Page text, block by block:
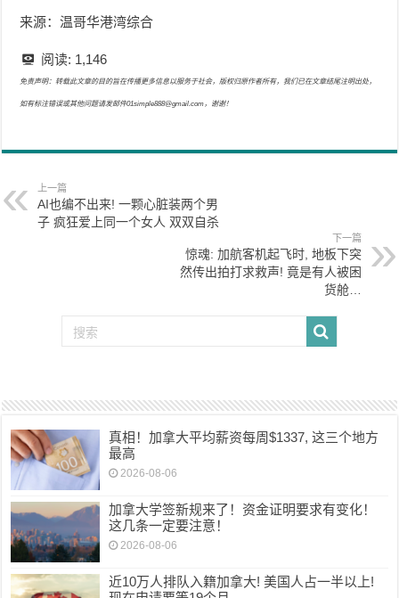
来源：温哥华港湾综合
阅读: 1,146
免责声明：转载此文章的目的旨在传播更多信息以服务于社会，版权归原作者所有，我们已在文章结尾注明出处，
如有标注错误或其他问题请发邮件01simple888@gmail.com，谢谢！
上一篇
AI也编不出来! 一颗心脏装两个男
子 疯狂爱上同一个女人 双双自杀
下一篇
惊魂: 加航客机起飞时, 地板下突
然传出拍打求救声! 竟是有人被困
货舱…
真相！加拿大平均薪资每周$1337, 这三个地方
最高
2026-08-06
加拿大学签新规来了！资金证明要求有变化！
这几条一定要注意！
2026-08-06
近10万人排队入籍加拿大! 美国人占一半以上!